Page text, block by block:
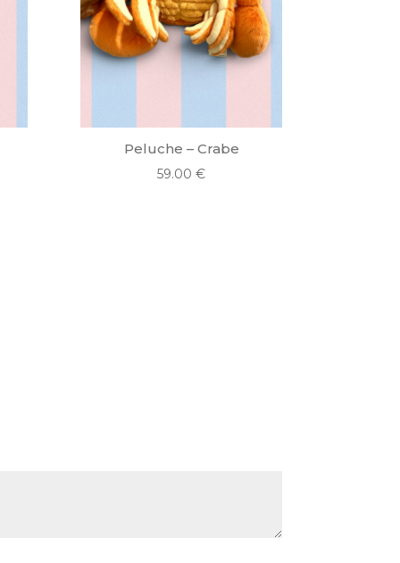
Peluche – Crabe
59.00€